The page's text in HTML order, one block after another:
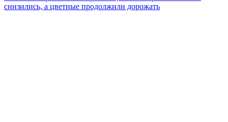
снизились, а цветные продолжили дорожать